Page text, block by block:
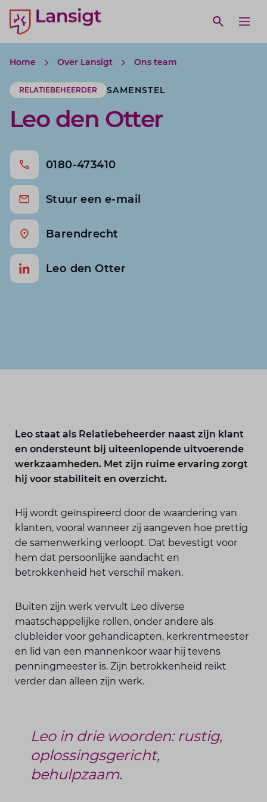
Lansigt Accountants logo
Open
search website
Home Over Lansigt Ons team
RELATIEBEHEERDER SAMENSTEL
Leo den Otter
0180-473410
Stuur een e-mail
Barendrecht
Leo den Otter
Leo staat als Relatiebeheerder naast zijn klant
en ondersteunt bij uiteenlopende uitvoerende
werkzaamheden. Met zijn ruime ervaring zorgt
hij voor stabiliteit en overzicht.
Hij wordt geïnspireerd door de waardering van
klanten, vooral wanneer zij aangeven hoe prettig
de samenwerking verloopt. Dat bevestigt voor
hem dat persoonlijke aandacht en
betrokkenheid het verschil maken.
Buiten zijn werk vervult Leo diverse
maatschappelijke rollen, onder andere als
clubleider voor gehandicapten, kerkrentmeester
en lid van een mannenkoor waar hij tevens
penningmeester is. Zijn betrokkenheid reikt
verder dan alleen zijn werk.
Leo in drie woorden: rustig,
oplossingsgericht,
behulpzaam.